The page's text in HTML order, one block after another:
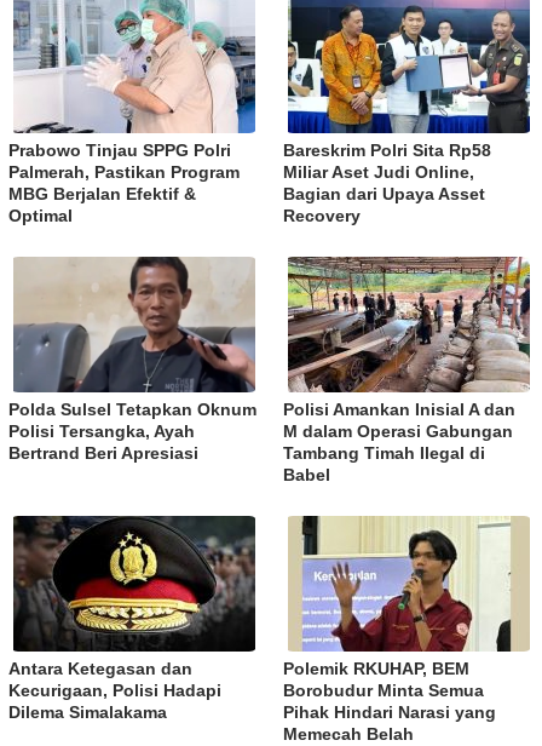
Prabowo Tinjau SPPG Polri
Palmerah, Pastikan Program
MBG Berjalan Efektif &
Optimal
Bareskrim Polri Sita Rp58
Miliar Aset Judi Online,
Bagian dari Upaya Asset
Recovery
Polda Sulsel Tetapkan Oknum
Polisi Tersangka, Ayah
Bertrand Beri Apresiasi
Polisi Amankan Inisial A dan
M dalam Operasi Gabungan
Tambang Timah Ilegal di
Babel
Antara Ketegasan dan
Kecurigaan, Polisi Hadapi
Dilema Simalakama
Polemik RKUHAP, BEM
Borobudur Minta Semua
Pihak Hindari Narasi yang
Memecah Belah